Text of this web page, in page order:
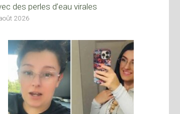
des perles d’eau virales
2026